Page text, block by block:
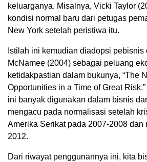
keluarganya. Misalnya, Vicki Taylor
kondisi normal baru dari petugas
New York setelah peristiwa itu.
Istilah ini kemudian diadopsi pebisnis
McNamee (2004) sebagai peluang
ketidakpastian dalam bukunya, “The
Opportunities in a Time of Great
ini banyak digunakan dalam bisnis
mengacu pada normalisasi setelah
Amerika Serikat pada 2007-2008 dan
2012.
Dari riwayat penggunannya ini, kita